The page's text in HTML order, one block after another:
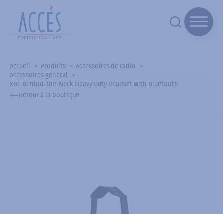
Accueil Produits
Accessoires de radio
Accessoires général
XBT Behind-the-Neck Heavy Duty Headset with Bluetooth
Retour à la boutique